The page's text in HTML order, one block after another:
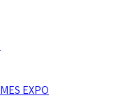
EXPO